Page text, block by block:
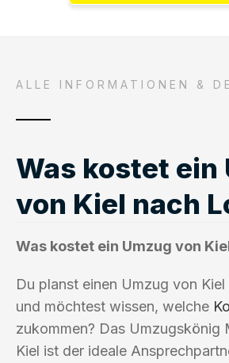
ALLE INFORMATIONEN &
Was kostet ein
von Kiel nach
Was kostet ein Umzug von
Du planst einen Umzug von
und möchtest wissen, welche
zukommen? Das Umzugskönig
Kiel ist der ideale